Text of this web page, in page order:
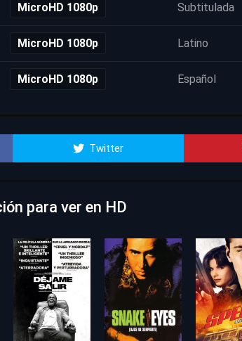
MicroHD 1080p Subtitulada
MicroHD 1080p Latino
MicroHD 1080p Español
Twitter
para ver en HD